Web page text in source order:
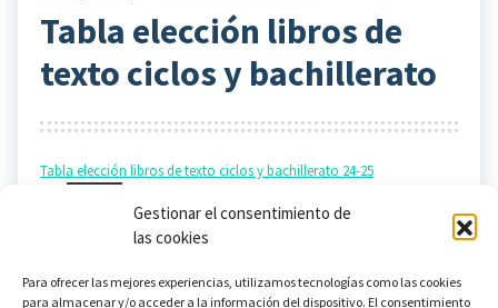
Gestionar el consentimiento de
las cookies
Para ofrecer las mejores experiencias, utilizamos tecnologías como las cookies
para almacenar y/o acceder a la información del dispositivo. El consentimiento
Tabla elección libros de
texto ciclos y bachillerato
Tabla elección libros de texto ciclos y bachillerato 24-25